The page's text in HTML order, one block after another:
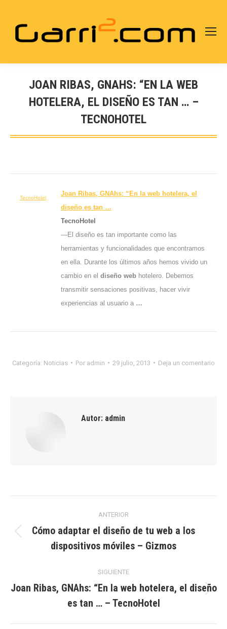
JOAN RIBAS, GNAHS: “EN LA WEB
HOTELERA, EL DISEÑO ES TAN … –
TECNOHOTEL
Estás aquí:
TecnoHotel
Joan Ribas, GNAhs: “En la web hotelera, el
diseño es tan …
TecnoHotel
—El diseño es tan importante como las
herramientas y funcionalidades que encontramos
en ella. Durante los últimos años hemos vivido un
cambio en el diseño web hotelero. Debemos
transmitir sensaciones positivas, hacer vivir
experiencias al usuario a …
Categoría: Noticias Por admin 29 julio, 2013 Deja un comentario
Autor: admin
entre
publicaciones
ANTERIOR
Publicación
anterior:
Cómo adaptar el diseño de tu web a los
dispositivos móviles – Gizmos
SIGUIENTE
Publicación
siguiente:
Joan Ribas, GNAhs: “En la web hotelera, el diseño
es tan … – TecnoHotel